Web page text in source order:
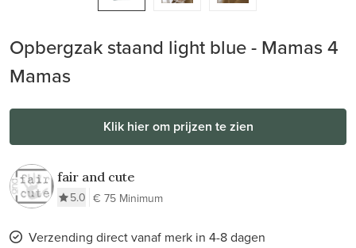
Opbergzak staand light blue - Mamas 4
Mamas
Klik hier om prijzen te zien
fair and cute
5.0 € 75 Minimum
Verzending direct vanaf merk in 4-8 dagen